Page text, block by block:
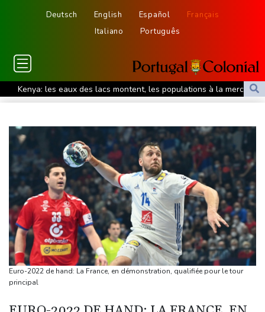
Deutsch English Español
Français
Italiano
Português
Kenya: les eaux des lacs montent, les populations à la merci des
crocodiles
modèle apaisant bientôt copié
Masters 1000 de Montréal: Fils évite le piège Svajda, Monfils fait
ses adieux
Corse: le FLNC rejette le projet d'autonomie et menace les non-
Corses venant vivre dans l'île
L'Iran dit s'être accordé avec Oman sur Ormuz, mais la
réouverture dépendra de Washington
Le président birman en Thaïlande pour remettre son pays sur la
scène diplomatique
Masters 1000 de Montréal: Zverev éliminé, Auger-Aliassime
forfait
Euro-2022 de hand: La France, en démonstration, qualifiée pour le tour
principal